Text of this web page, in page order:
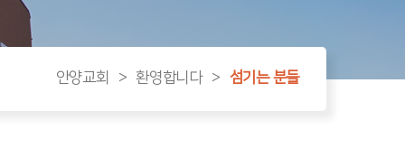
안양교회 > 환영합니다 > 섬기는 분들